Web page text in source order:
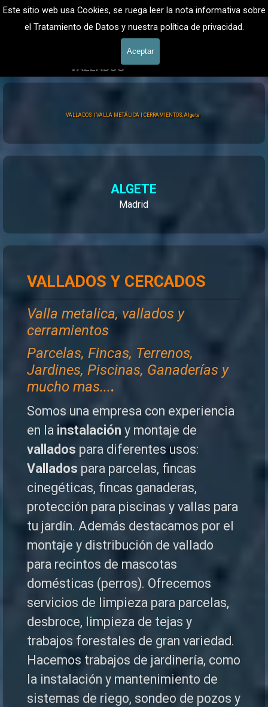
Este sitio web usa Cookies, se ruega leer la nota informativa sobre
el Tratamiento de Datos y nuestra política de privacidad.
Aceptar
Vaya al ContenidoVALLADOS METALICOS MADRID - VALLADO DE FINCAS
Valla Hercules, Vallado de fincas
VALLADOSValla Hércules
Vallados Jardín
VALLADOS | VALLA METÁLICA | CERRAMIENTOS, Algete
ALGETE
Madrid
VALLADOS Y CERCADOS
Valla metalica, vallados y
cerramientos
Parcelas, Fincas, Terrenos,
Jardines, Piscinas, Ganaderías y
mucho mas....
Somos una empresa con experiencia
en la instalación y montaje de
vallados para diferentes usos:
Vallados para parcelas, fincas
cinegéticas, fincas ganaderas,
protección para piscinas y vallas para
tu jardín. Además destacamos por el
montaje y distribución de vallado
para recintos de mascotas
domésticas (perros). Ofrecemos
servicios de limpieza para parcelas,
desbroce, limpieza de tejas y
trabajos forestales de gran variedad.
Hacemos trabajos de jardinería, como
la instalación y mantenimiento de
sistemas de riego, sondeo de pozos y